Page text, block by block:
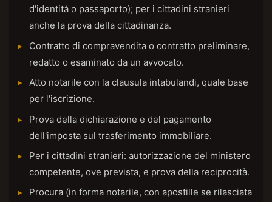
d'identità o passaporto); per i cittadini stranieri
anche la prova della cittadinanza.
Contratto di compravendita o contratto preliminare,
redatto o esaminato da un avvocato.
Atto notarile con la clausula intabulandi, quale base
per l'iscrizione.
Prova della dichiarazione e del pagamento
dell'imposta sul trasferimento immobiliare.
Per i cittadini stranieri: autorizzazione del ministero
competente, ove prevista, e prova della reciprocità.
Procura (in forma notarile, con apostille se rilasciata